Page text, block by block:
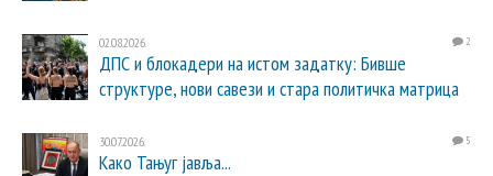
02.08.2026. 2
ДПС и блокадери на истом задатку: Бивше
структуре, нови савези и стара политичка матрица
30.07.2026. 5
Како Тањуг јавља...